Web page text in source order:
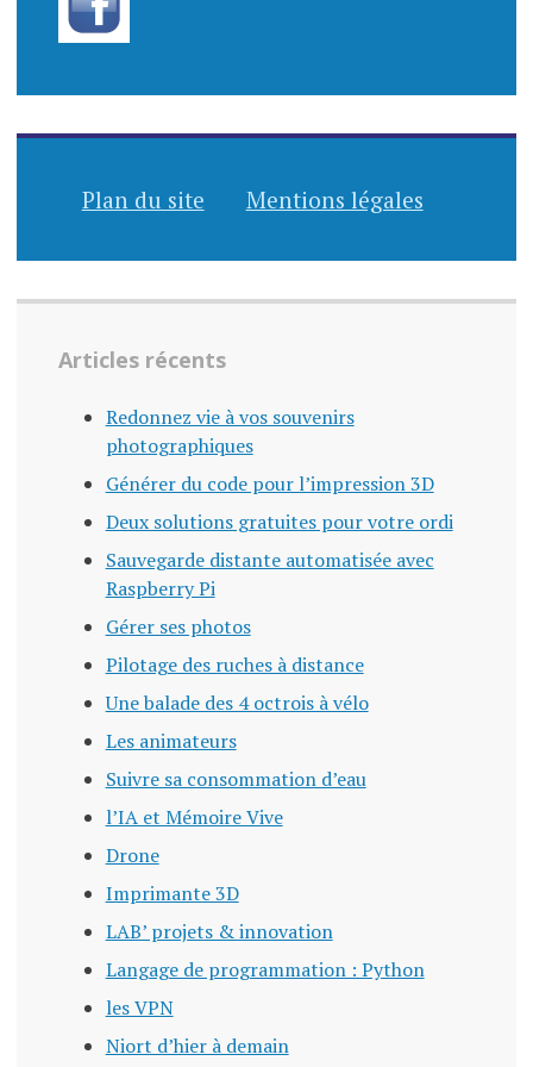
Plan du site Mentions légales
Articles récents
Redonnez vie à vos souvenirs
photographiques
Générer du code pour l’impression 3D
Deux solutions gratuites pour votre ordi
Sauvegarde distante automatisée avec
Raspberry Pi
Gérer ses photos
Pilotage des ruches à distance
Une balade des 4 octrois à vélo
Les animateurs
Suivre sa consommation d’eau
l’IA et Mémoire Vive
Drone
Imprimante 3D
LAB’ projets & innovation
Langage de programmation : Python
les VPN
Niort d’hier à demain